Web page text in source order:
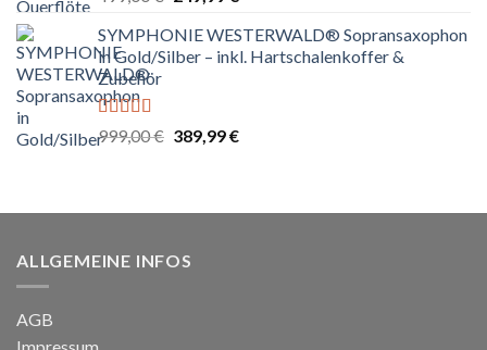
war:
499,00 €
ist:
249,99 €.
SYMPHONIE WESTERWALD® Sopransaxophon
in Gold/Silber – inkl. Hartschalenkoffer &
Zubehör
Bewertet
mit
5.00
999,00€ Ursprünglicher
389,99€Aktueller
ALLGEMEINE INFOS
AGB